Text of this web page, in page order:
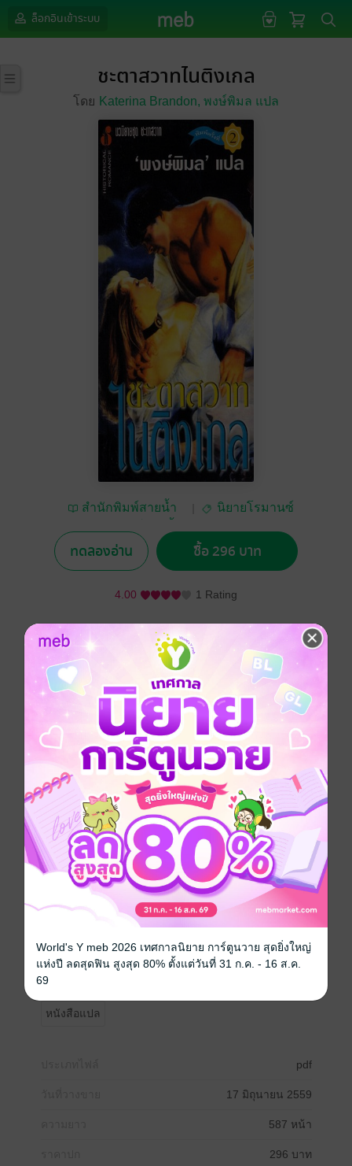
ล็อกอินเข้าระบบ
ชะตาสวาทไนติงเกล
โดย Katerina Brandon, พงษ์พิมล แปล
สำนักพิมพ์สายน้ำ
นิยายโรมานซ์
ทดลองอ่าน ซื้อ 296 บาท
4.00 1 Rating
อยากได้ ซื้อเป็นของขวัญ แชร์
แคโรไลน์ เดอร์เวนท์-โจนส์ จวนจะอายุครอบสิบเก้าปีเต็ม
เด็กสาวเพรียรพยายามหาทางให้ตัวเองพ้นจากการปกครอง
ของนายโรแลนด์ ฟอลเคส ผู้ปกครองเห็นแก่ได้ที่คอย
ฉกฉวยผลประโยชน์จากเธอ ทว่าฟอลเคสกลับวางแผนดึง
ตัวแคโรไลน์ เธอหนีรอดมือนายฟอลเคสไปได้เพียงเพื่อ
พบ่าตัวเองมีเพื่อนใหม่แสนน่าทึ่งคือ เฟรดเดอริค นอร์ธไน
ติงเกล ลอร์ดชิลตัน ในขณะที่บรรยากาศรอบตัวเต็มไป
ด้วยเรื่องเศร้าและความลึกลับ น่าสะพรึงกลัว แคโรไลน์ยิ่ง
รู้สึกพึงใจลอร์ดชิลตันมากขึ้น ทว่าลอร์ดชิลตันดึงดันว่า
เขาชอบความสันโดษ จิตวิญญาณของเขาเหมาะกับความ
เงียบเหงา หลงใหลกับการพาฝูงสุนัขล่าเนื้อเดินไปตามทุ่ง
หญ้า เรื่องลึกลับมาอยู่มากมายทั้งเรื่องใหม่และเรื่องเก่า เบ
รด์ฮอคกี้ ปราสาทของลอร์ดชิลตันเป็นบ้านชายโสด มีแต่
ผู้ชายที่เกลียดชังผู้หญิง แต่ลอร์ดชิลตันก็ต้องแปลกใจตัว
เองนักที่รู้สึกว่าเขาไม่ต้องการสิ่งใดยิ่งไปกว่าได้แคโรไลน์
เดอร์เวนท์-โจนส์มาเป็นคู่ชีวิต
หนังสือแปล
pdf
17 มิถุนายน 2559
587 หน้า
296 บาท
World's Y meb 2026 เทศกาลนิยาย การ์ตูนวาย สุดยิ่งใหญ่
แห่งปี ลดสุดฟิน สูงสุด 80% ตั้งแต่วันที่ 31 ก.ค. - 16 ส.ค.
69